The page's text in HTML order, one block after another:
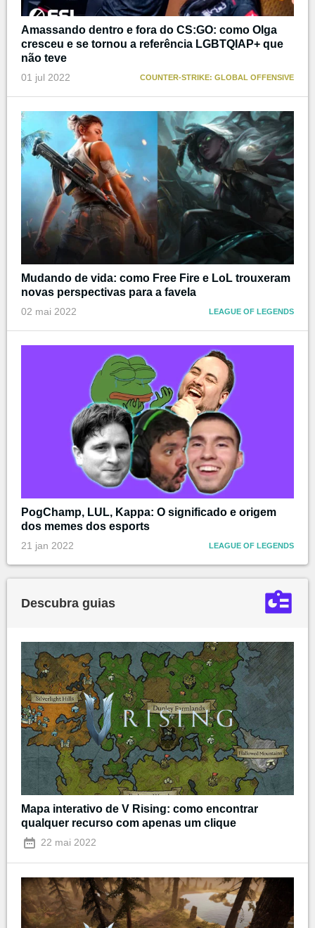
Amassando dentro e fora do CS:GO: como Olga
cresceu e se tornou a referência LGBTQIAP+ que
não teve
01 jul 2022 COUNTER-STRIKE: GLOBAL OFFENSIVE
Mudando de vida: como Free Fire e LoL trouxeram
novas perspectivas para a favela
02 mai 2022 LEAGUE OF LEGENDS
PogChamp, LUL, Kappa: O significado e origem
dos memes dos esports
21 jan 2022 LEAGUE OF LEGENDS
Descubra guias
Mapa interativo de V Rising: como encontrar
qualquer recurso com apenas um clique
22 mai 2022